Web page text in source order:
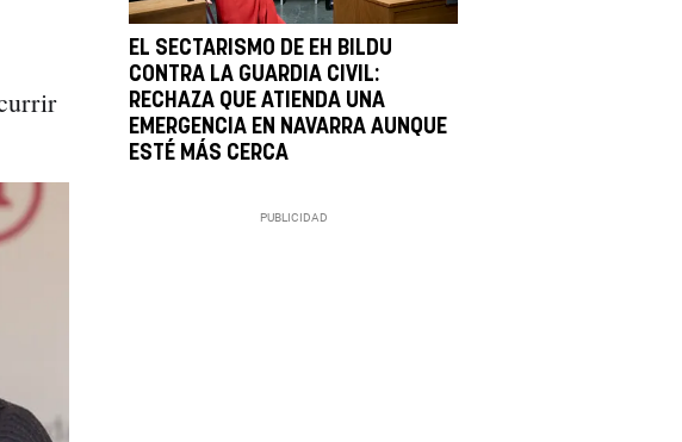
EL SECTARISMO DE EH BILDU
CONTRA LA GUARDIA CIVIL:
RECHAZA QUE ATIENDA UNA
EMERGENCIA EN NAVARRA AUNQUE
ESTÉ MÁS CERCA